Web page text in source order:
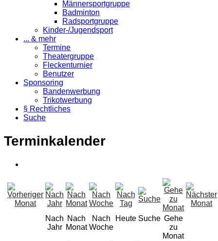
Männersportgruppe
Badminton
Radsportgruppe
Kinder-/Jugendsport
... & mehr
Termine
Theatergruppe
Fleckenturnier
Benutzer
Sponsoring
Bandenwerbung
Trikotwerbung
§ Rechtliches
Suche
Terminkalender
Nach
Jahr
Nach
Monat
Nach
Woche
Heute Suche Gehe
zu
Monat